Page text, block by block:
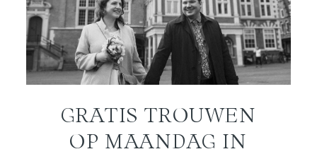
FAMILY
PORTRAIT
BLOG
GRATIS TROUWEN
OP MAANDAG IN